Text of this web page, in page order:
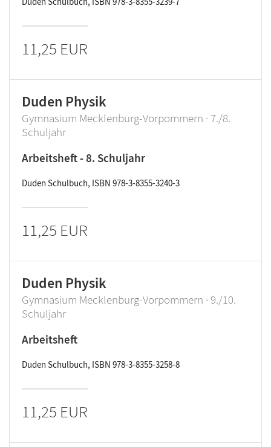
11,25 EUR
Duden Physik
Gymnasium Mecklenburg-Vorpommern · 7./8.
Schuljahr
Arbeitsheft - 8. Schuljahr
Duden Schulbuch, ISBN 978-3-8355-3240-3
11,25 EUR
Duden Physik
Gymnasium Mecklenburg-Vorpommern · 9./10.
Schuljahr
Arbeitsheft
Duden Schulbuch, ISBN 978-3-8355-3258-8
11,25 EUR